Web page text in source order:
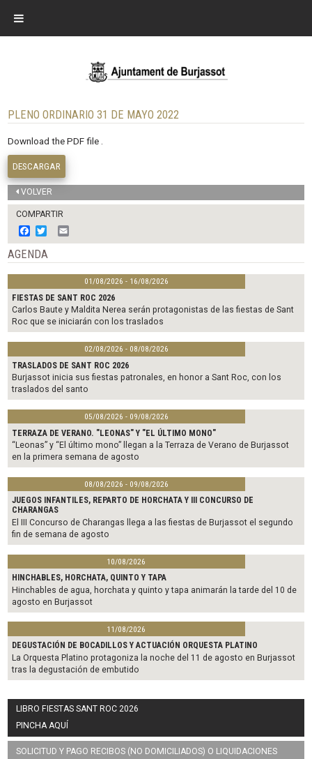
PLENO ORDINARIO 31 DE MAYO 2022
Download the PDF file .
DESCARGAR
VOLVER
COMPARTIR
F
a
c
e
b
o
o
k
w
i
t
t
e
r
m
i
l
AGENDA
01/08/2026 - 16/08/2026
FIESTAS DE SANT ROC 2026
Carlos Baute y Maldita Nerea serán protagonistas de las fiestas de Sant
Roc que se iniciarán con los traslados
02/08/2026 - 08/08/2026
TRASLADOS DE SANT ROC 2026
Burjassot inicia sus fiestas patronales, en honor a Sant Roc, con los
traslados del santo
05/08/2026 - 09/08/2026
TERRAZA DE VERANO. "LEONAS" Y "EL ÚLTIMO MONO"
“Leonas” y “El último mono” llegan a la Terraza de Verano de Burjassot
en la primera semana de agosto
08/08/2026 - 09/08/2026
JUEGOS INFANTILES, REPARTO DE HORCHATA Y III CONCURSO DE
CHARANGAS
El III Concurso de Charangas llega a las fiestas de Burjassot el segundo
fin de semana de agosto
10/08/2026
HINCHABLES, HORCHATA, QUINTO Y TAPA
Hinchables de agua, horchata y quinto y tapa animarán la tarde del 10 de
agosto en Burjassot
11/08/2026
DEGUSTACIÓN DE BOCADILLOS Y ACTUACIÓN ORQUESTA PLATINO
La Orquesta Platino protagoniza la noche del 11 de agosto en Burjassot
tras la degustación de embutido
LIBRO FIESTAS SANT ROC 2026
PINCHA AQUÍ
SOLICITUD Y PAGO RECIBOS (NO DOMICILIADOS) O LIQUIDACIONES